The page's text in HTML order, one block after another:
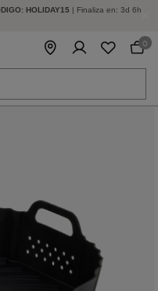
HOLIDAY15 | Finaliza en: 3d 6h
REBAJAS
0